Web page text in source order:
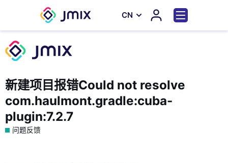
СN
新建项目报错Could not resolve
com.haulmont.gradle:cuba-
plugin:7.2.7
问题反馈